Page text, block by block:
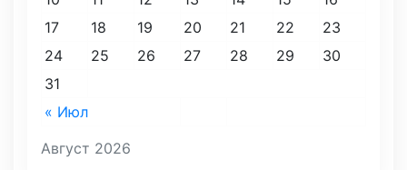
Август 2026
« Июл
17
18 19 20 21 22
23
24
25 26 27 28 29
30
31